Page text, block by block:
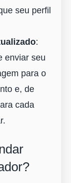
seu perfil
:
enviar seu
para o
e, de
cada